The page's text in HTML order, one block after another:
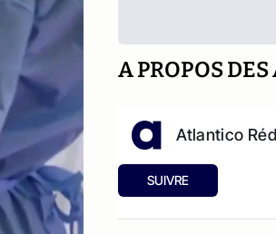
A PROPOS
Atlantico
SUIVRE